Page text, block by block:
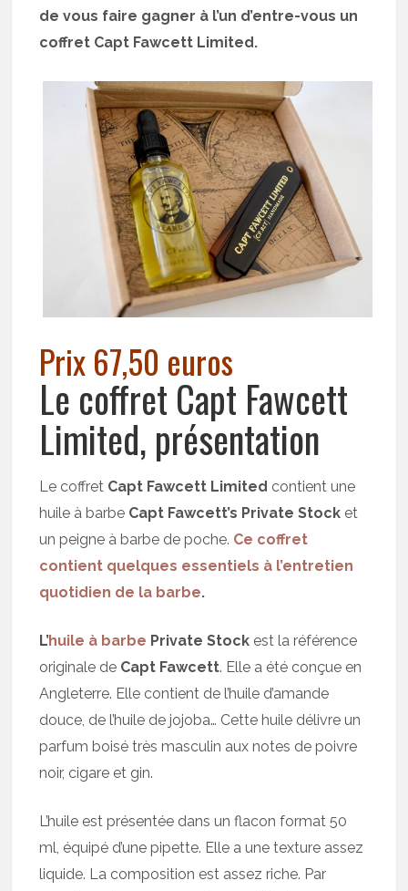
de vous faire gagner à l’un d’entre-vous un
coffret Capt Fawcett Limited.
Prix 67,50 euros
Le coffret Capt Fawcett
Limited, présentation
Le coffret Capt Fawcett Limited contient une
huile à barbe Capt Fawcett’s Private Stock et
un peigne à barbe de poche. Ce coffret
contient quelques essentiels à l’entretien
quotidien de la barbe.
L’huile à barbe Private Stock est la référence
originale de Capt Fawcett. Elle a été conçue en
Angleterre. Elle contient de l’huile d’amande
douce, de l’huile de jojoba… Cette huile délivre un
parfum boisé très masculin aux notes de poivre
noir, cigare et gin.
L’huile est présentée dans un flacon format 50
ml, équipé d’une pipette. Elle a une texture assez
liquide. La composition est assez riche. Par